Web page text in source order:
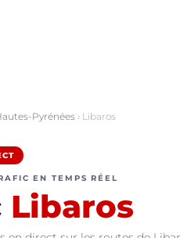
Pyrénées› Libaros
EN TEMPS RÉEL
Libaros